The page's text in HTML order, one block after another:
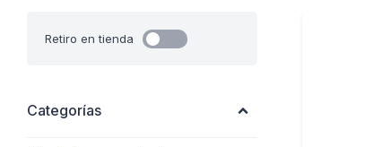
Categorías
Retiro en tienda